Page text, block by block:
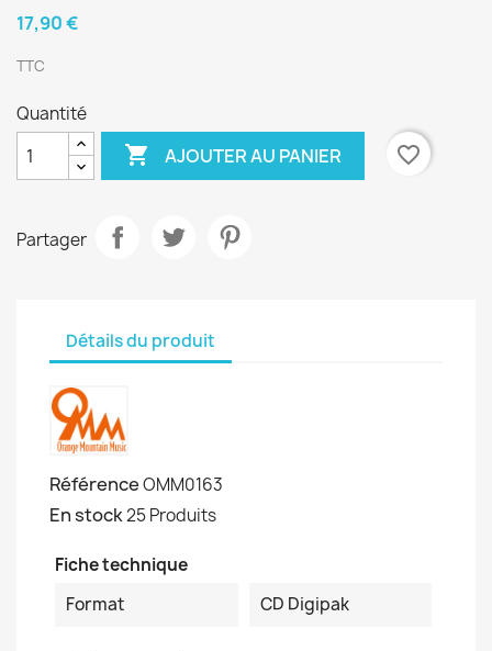
17,90 €
TTC
Quantité
 AJOUTER AU PANIER favorite_border
Partager
Détails du produit
RéférenceOMM0163
En stock25 Produits
Fiche technique
Format
CD Digipak